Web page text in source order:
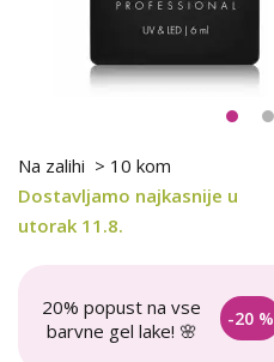
Na zalihi > 10 kom
Dostavljamo najkasnije u
utorak 11.8.
20% popust na vse
barvne gel lake! 🌸
-20 %